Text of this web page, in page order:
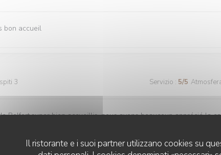
Il ristorante e i suoi partner utilizzano cookies su
bon accueil
3 Servizio : 5/5
Belfort.super bien accueillis, nous avons beaucoup apprécié la